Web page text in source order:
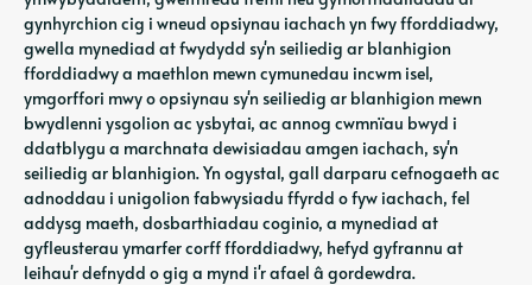
gynhyrchion cig i wneud opsiynau iachach yn fwy fforddiadwy,
gwella mynediad at fwydydd sy'n seiliedig ar blanhigion
fforddiadwy a maethlon mewn cymunedau incwm isel,
ymgorffori mwy o opsiynau sy'n seiliedig ar blanhigion mewn
bwydlenni ysgolion ac ysbytai, ac annog cwmnïau bwyd i
ddatblygu a marchnata dewisiadau amgen iachach, sy'n
seiliedig ar blanhigion. Yn ogystal, gall darparu cefnogaeth ac
adnoddau i unigolion fabwysiadu ffyrdd o fyw iachach, fel
addysg maeth, dosbarthiadau coginio, a mynediad at
gyfleusterau ymarfer corff fforddiadwy, hefyd gyfrannu at
leihau'r defnydd o gig a mynd i'r afael â gordewdra.